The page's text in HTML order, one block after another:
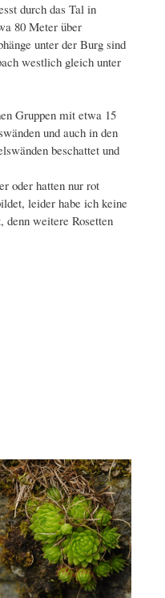
durch das Tal in
80 Meter über
unter der Burg sind
westlich gleich unter
Gruppen mit etwa 15
und auch in den
beschattet und
oder hatten nur rot
leider habe ich keine
denn weitere Rosetten